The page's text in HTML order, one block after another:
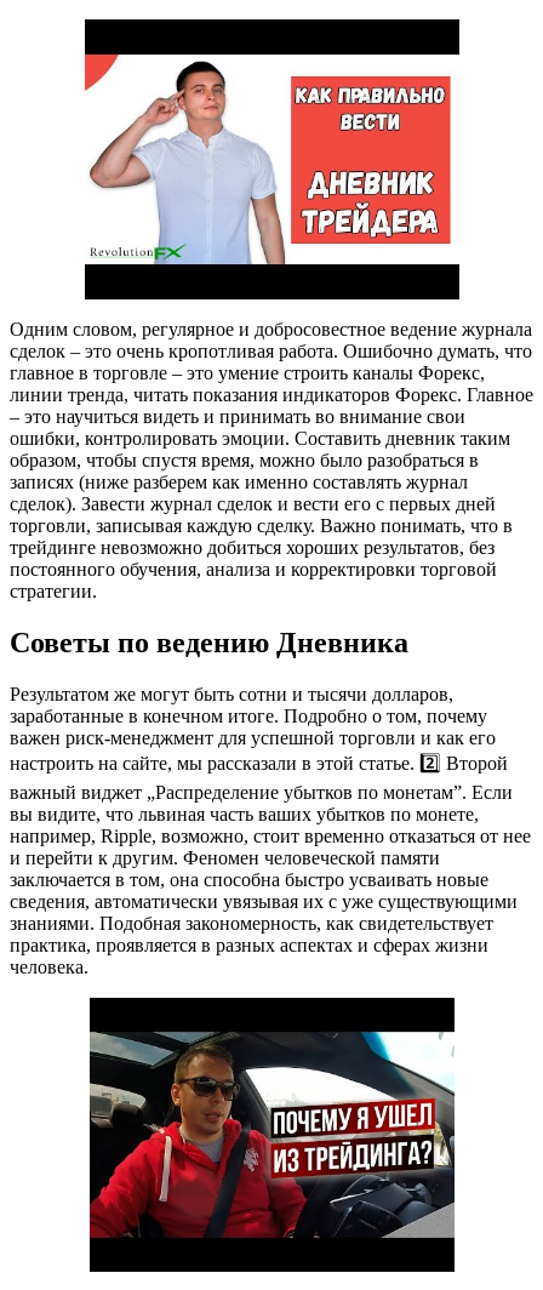
Одним словом, регулярное и добросовестное ведение журнала
сделок – это очень кропотливая работа. Ошибочно думать, что
главное в торговле – это умение строить каналы Форекс,
линии тренда, читать показания индикаторов Форекс. Главное
– это научиться видеть и принимать во внимание свои
ошибки, контролировать эмоции. Составить дневник таким
образом, чтобы спустя время, можно было разобраться в
записях (ниже разберем как именно составлять журнал
сделок). Завести журнал сделок и вести его с первых дней
торговли, записывая каждую сделку. Важно понимать, что в
трейдинге невозможно добиться хороших результатов, без
постоянного обучения, анализа и корректировки торговой
стратегии.
Советы по ведению Дневника
Результатом же могут быть сотни и тысячи долларов,
заработанные в конечном итоге. Подробно о том, почему
важен риск-менеджмент для успешной торговли и как его
настроить на сайте, мы рассказали в этой статье. 2️⃣ Второй
важный виджет „Распределение убытков по монетам”. Если
вы видите, что львиная часть ваших убытков по монете,
например, Ripple, возможно, стоит временно отказаться от нее
и перейти к другим. Феномен человеческой памяти
заключается в том, она способна быстро усваивать новые
сведения, автоматически увязывая их с уже существующими
знаниями. Подобная закономерность, как свидетельствует
практика, проявляется в разных аспектах и сферах жизни
человека.